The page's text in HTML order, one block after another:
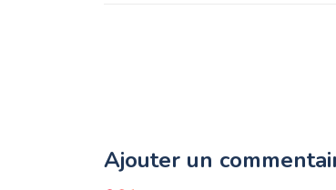
Ajouter un